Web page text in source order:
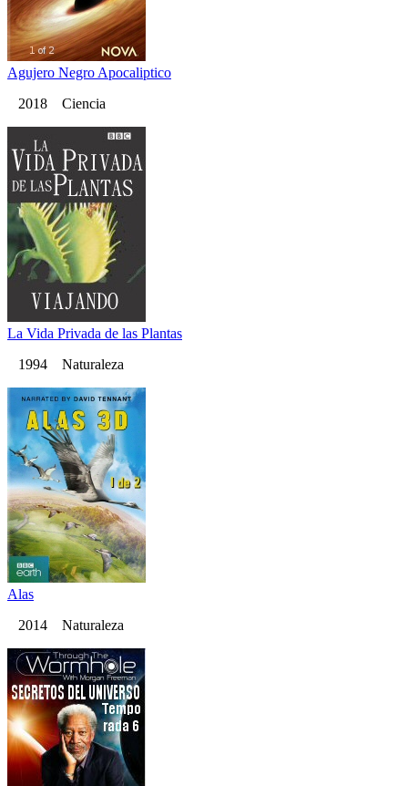
Agujero Negro Apocaliptico
2018 Ciencia
La Vida Privada de las Plantas
1994 Naturaleza
Alas
2014 Naturaleza